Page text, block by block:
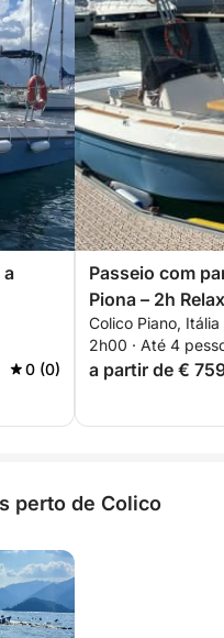
a
0 (0)
Passeio com
Piona – 2h
de Colico
Colico Piano, Itália
2h00 · Até 4
a partir de €
perto de Colico